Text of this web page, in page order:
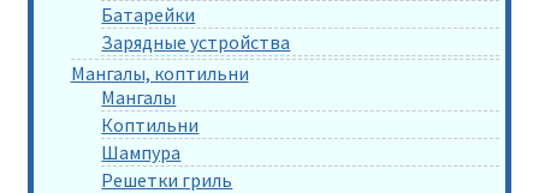
Батарейки
Зарядные устройства
Мангалы, коптильни
Мангалы
Коптильни
Шампура
Решетки гриль